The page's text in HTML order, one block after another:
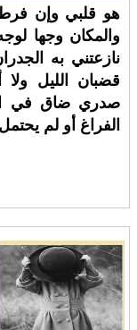
هو قلبي وإن
والمكان وجها
نازعتني به
قضبان الليل ولا
صدري ضاق في
الفراغ أو لم